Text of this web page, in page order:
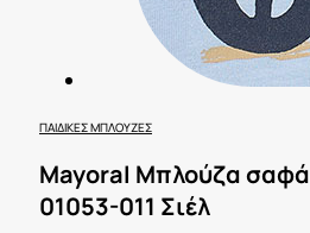
ΠΑΙΔΙΚΈΣ ΜΠΛΟΎΖΕΣ
Mayoral Μπλούζα
01053-011 Σιέλ